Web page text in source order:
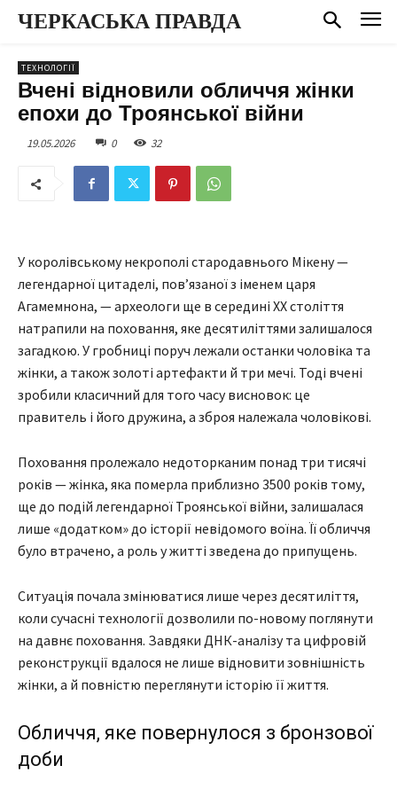
ЧЕРКАСЬКА ПРАВДА
ТЕХНОЛОГІЇ
Вчені відновили обличчя жінки
епохи до Троянської війни
19.05.2026 0 32
У королівському некрополі стародавнього Мікену —
легендарної цитаделі, пов’язаної з іменем царя
Агамемнона, — археологи ще в середині XX століття
натрапили на поховання, яке десятиліттями залишалося
загадкою. У гробниці поруч лежали останки чоловіка та
жінки, а також золоті артефакти й три мечі. Тоді вчені
зробили класичний для того часу висновок: це
правитель і його дружина, а зброя належала чоловікові.
Поховання пролежало недоторканим понад три тисячі
років — жінка, яка померла приблизно 3500 років тому,
ще до подій легендарної Троянської війни, залишалася
лише «додатком» до історії невідомого воїна. Її обличчя
було втрачено, а роль у житті зведена до припущень.
Ситуація почала змінюватися лише через десятиліття,
коли сучасні технології дозволили по-новому поглянути
на давнє поховання. Завдяки ДНК-аналізу та цифровій
реконструкції вдалося не лише відновити зовнішність
жінки, а й повністю переглянути історію її життя.
Обличчя, яке повернулося з бронзової
доби